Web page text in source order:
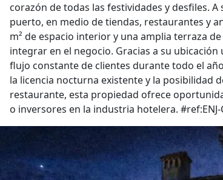
corazón de todas las festividades y desfiles. A
puerto, en medio de tiendas, restaurantes y
m² de espacio interior y una amplia terraza
integrar en el negocio. Gracias a su
flujo constante de clientes durante todo el
la licencia nocturna existente y la posibilidad
restaurante, esta propiedad ofrece
o inversores en la industria hotelera. #ref:ENJ-